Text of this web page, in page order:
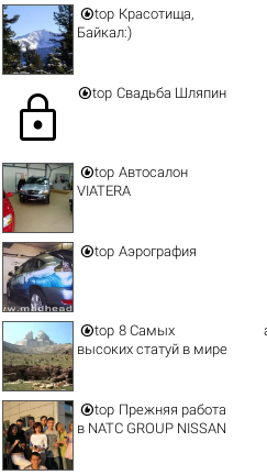
top Красотища,
Байкал:)
lock top Свадьба Шляпин
top Автосалон
VIATERA
top Аэрография
top 8 Самых
высоких статуй в мире
top Прежняя работа
в NATC GROUP NISSAN